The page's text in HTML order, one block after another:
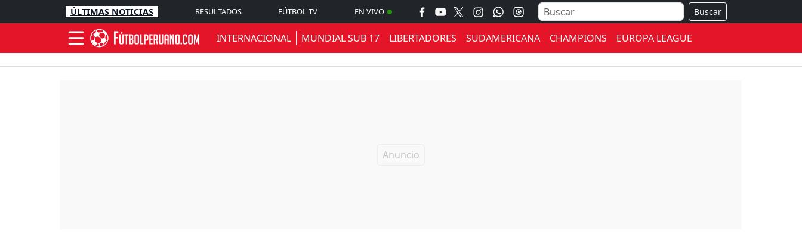
ÚLTIMAS NOTICIAS RESULTADOS FÚTBOL TV EN VIVO Buscar
INTERNACIONAL MUNDIAL SUB 17 LIBERTADORES SUDAMERICANA CHAMPIONS EUROPA LEAGUE